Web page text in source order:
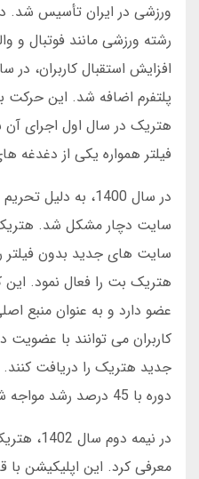
ورزشی در ایران تأسیس شد.
رشته ورزشی مانند فوتبال و
هتریک در سال اول اجرای
فیلتر همواره یکی از دغدغه
در سال 1400، به
سایت دچار مشکل شد.
سایت های جدید بدون فیلتر
عضو دارد و به عنوان منبع
کاربران می توانند با عضویت
جدید هتریک را دریافت
دوره با 45 درصد رشد مواجه شد.
در نیمه
معرفی کرد. این اپلیکیشن با